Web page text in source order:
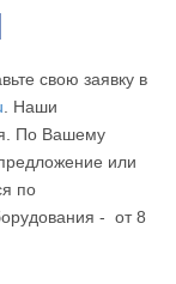
свою заявку в
. Наши
По Вашему
или
по
- от 8